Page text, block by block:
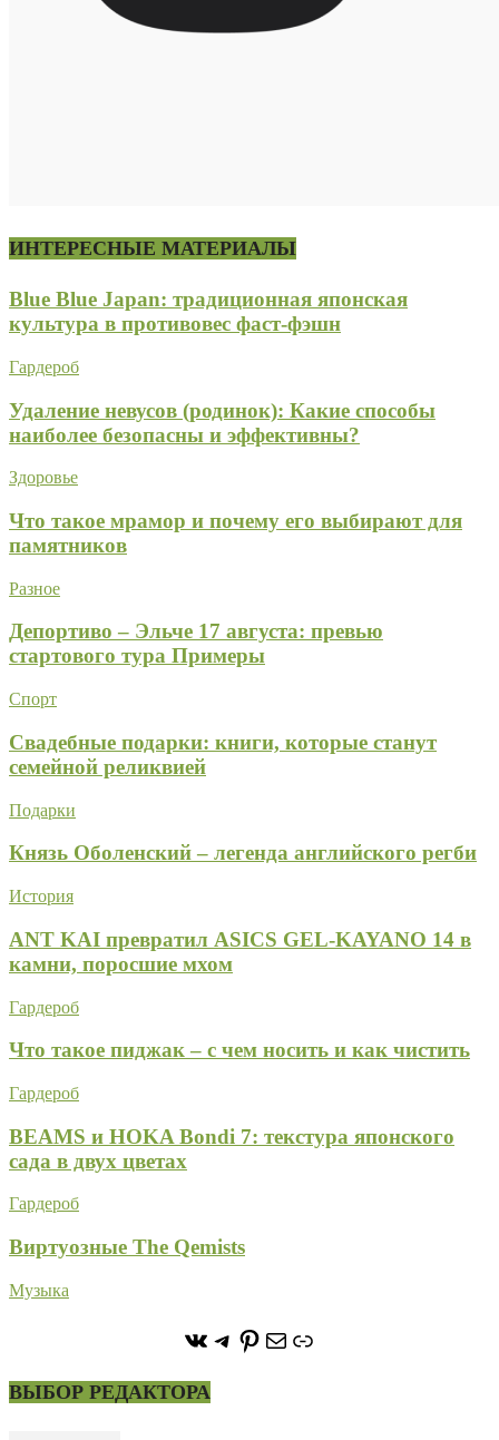
ИНТЕРЕСНЫЕ МАТЕРИАЛЫ
Blue Blue Japan: традиционная японская
культура в противовес фаст-фэшн
Гардероб
Удаление невусов (родинок): Какие способы
наиболее безопасны и эффективны?
Здоровье
Что такое мрамор и почему его выбирают для
памятников
Разное
Депортиво – Эльче 17 августа: превью
стартового тура Примеры
Спорт
Свадебные подарки: книги, которые станут
семейной реликвией
Подарки
Князь Оболенский – легенда английского регби
История
ANT KAI превратил ASICS GEL-KAYANO 14 в
камни, поросшие мхом
Гардероб
Что такое пиджак – с чем носить и как чистить
Гардероб
BEAMS и HOKA Bondi 7: текстура японского
сада в двух цветах
Гардероб
Виртуозные The Qemists
Музыка
https://vk.com/
https://t.me/stoneforest
https://
ПочтаСсылка
ВЫБОР РЕДАКТОРА